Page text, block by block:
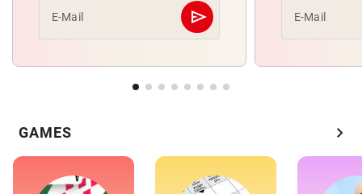
E-Mail send
Abschicken E-Mail
GAMES chevron_right